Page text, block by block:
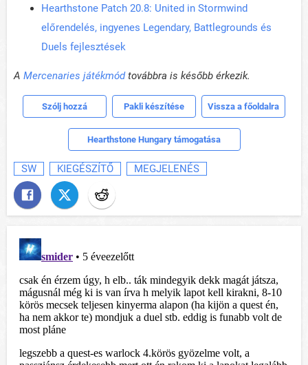
Hearthstone Patch 20.8: United in Stormwind
előrendelés, ingyenes Legendary, Battlegrounds és
Duels fejlesztések
A Mercenaries játékmódtovábbra is később érkezik.
Szólj hozzá Pakli készítése Vissza a főoldalra
Hearthstone Hungary támogatása
SW KIEGÉSZÍTŐ MEGJELENÉS